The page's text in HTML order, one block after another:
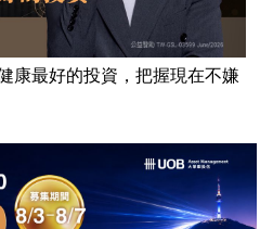
康最好的投資，把握現在不嫌